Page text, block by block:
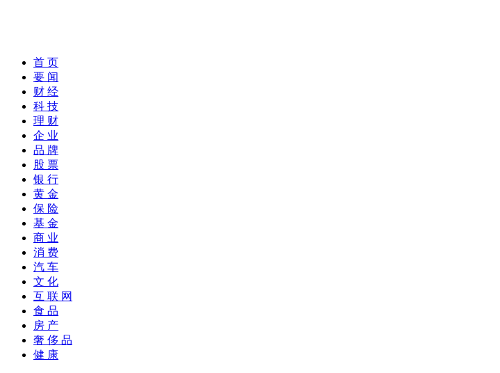
首 页
要 闻
财 经
科 技
理 财
企 业
品 牌
股 票
银 行
黄 金
保 险
基 金
商 业
消 费
汽 车
文 化
互 联 网
食 品
房 产
奢 侈 品
健 康